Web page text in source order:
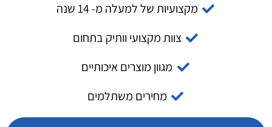
מקצועיות של למעלה מ- 14 שנה
צוות מקצועי וותיק בתחום
מגוון מוצרים איכותיים
מחירים משתלמים